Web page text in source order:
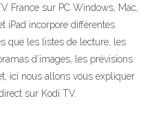
France sur PC Windows, Mac,
iPad incorpore différentes
que les listes de lecture, les
d’images, les prévisions
ici nous allons vous expliquer
sur Kodi TV.